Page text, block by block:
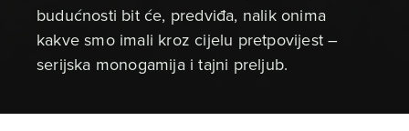
budućnosti bit će, predviđa, nalik onima
kakve smo imali kroz cijelu pretpovijest –
serijska monogamija i tajni preljub.